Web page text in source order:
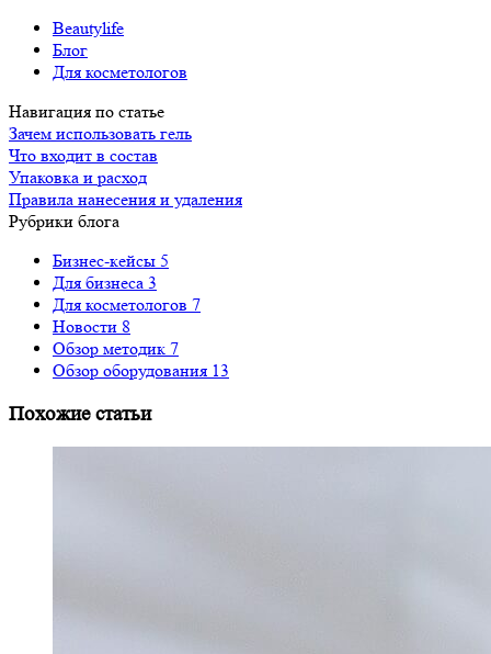
Beautylife
Блог
Для косметологов
Навигация по статье
Зачем использовать гель
Что входит в состав
Упаковка и расход
Правила нанесения и удаления
Рубрики блога
Бизнес-кейсы 5
Для бизнеса 3
Для косметологов 7
Новости 8
Обзор методик 7
Обзор оборудования 13
Похожие статьи